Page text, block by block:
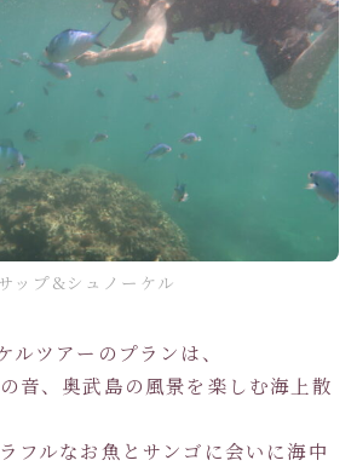
ップ&シュノーケル
ツアーのプランは、
音、奥武島の風景を楽しむ海上散
フルなお魚とサンゴに会いに海中